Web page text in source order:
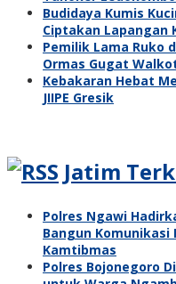
Budidaya Kumis
Ciptakan Lapangan
Pemilik Lama Ruko
Ormas Gugat
Kebakaran Hebat
JIIPE Gresik
Jatim
Polres Ngawi
Bangun
Kamtibmas
Polres Bojonegoro